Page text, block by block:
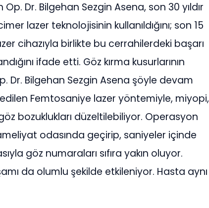
Dr. Bilgehan Sezgin Asena, son 30 yıldır
lazer teknolojisinin kullanıldığını; son 15
cihazıyla birlikte bu cerrahilerdeki başarı
ifade etti. Göz kırma kusurlarının
Dr. Bilgehan Sezgin Asena şöyle devam
edilen Femtosaniye lazer yöntemiyle, miyopi,
bozuklukları düzeltilebiliyor. Operasyon
odasında geçirip, saniyeler içinde
göz numaraları sıfıra yakın oluyor.
da olumlu şekilde etkileniyor. Hasta aynı